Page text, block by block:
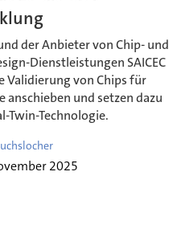
der Anbieter von Chip- und
Dienstleistungen SAICEC
Validierung von Chips für
anschieben und setzen dazu
Twin-Technologie.
2025